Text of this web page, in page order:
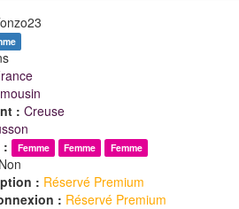
:Creuse
: Femme Femme Femme
Non
: Réservé Premium
: Réservé Premium